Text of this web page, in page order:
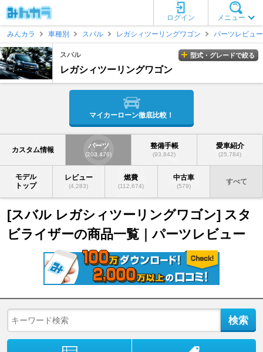
メニュー
ログイン
みんカラ
車種別 スバル レガシィツーリングワゴン パーツレビュー
スバル
レガシィツーリングワゴン
型式・グレードで絞る
マイカーローン徹底比較！
カスタム情報 パーツ
(203,476)
整備手帳
(93,842)
愛車紹介
(25,784)
モデル
トップ
レビュー
(4,283)
燃費
(112,674)
中古車
(579)
すべて
[スバル レガシィツーリングワゴン] スタ
ビライザーの商品一覧｜パーツレビュー